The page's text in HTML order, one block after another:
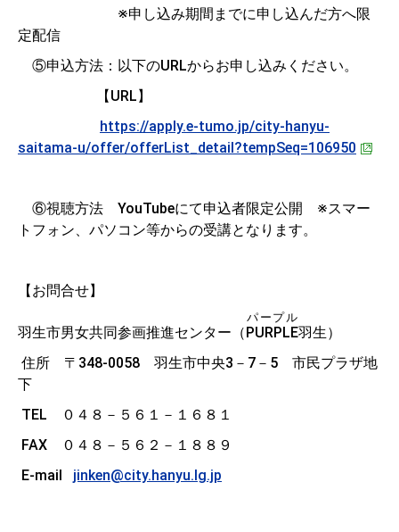
※申し込み期間までに申し込んだ方へ限
定配信
⑤申込方法：以下のURLからお申し込みください。
【URL】
https://apply.e-tumo.jp/city-hanyu-
saitama-u/offer/offerList_detail?tempSeq=106950
⑥視聴方法 YouTubeにて申込者限定公開 ※スマー
トフォン、パソコン等からの受講となります。
【お問合せ】
羽生市男女共同参画推進センター（PURPLE
パープル
羽生）
住所 〒348-0058 羽生市中央3－7－5 市民プラザ地
下
TEL ０４８－５６１－１６８１
FAX ０４８－５６２－１８８９
E-mail jinken@city.hanyu.lg.jp